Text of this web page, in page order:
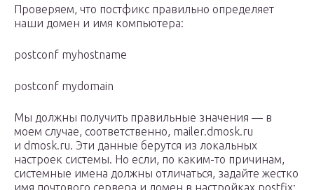
Проверяем, что постфикс правильно определяет
наши домен и имя компьютера:
postconf myhostname
postconf mydomain
Мы должны получить правильные значения — в
моем случае, соответственно, mailer.dmosk.ru
и dmosk.ru. Эти данные берутся из локальных
настроек системы. Но если, по каким-то причинам,
системные имена должны отличаться, задайте жестко
имя почтового сервера и домен в настройках postfix: